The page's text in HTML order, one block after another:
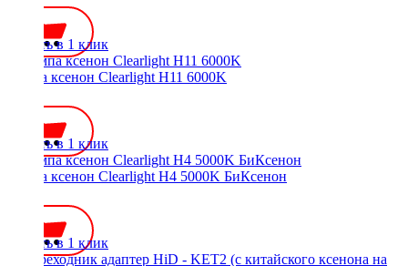
Купить в 1 клик
Лампа ксенон Clearlight H11 6000K
Купить в 1 клик
Лампа ксенон Clearlight H4 5000K БиКсенон
Купить в 1 клик